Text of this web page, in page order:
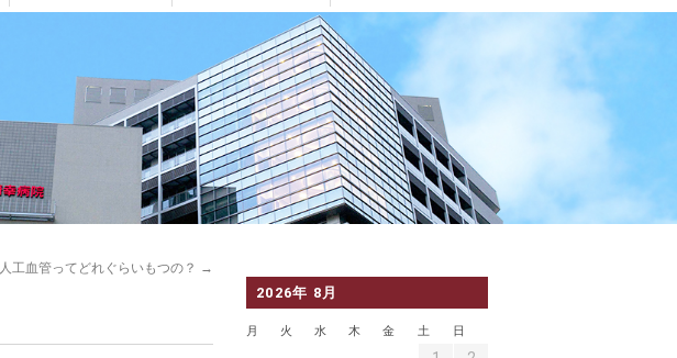
人工血管ってどれぐらいもつの？ →
2026年 8月
月 火 水 木 金 土 日